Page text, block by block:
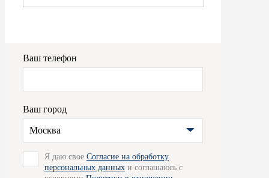
Ваш телефон
Ваш город
Москва
Я даю свое Согласие на обработку
персональных данных и соглашаюсь с